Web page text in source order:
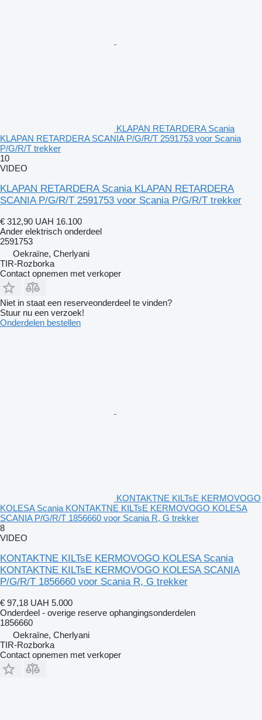
KLAPAN RETARDERA Scania
KLAPAN RETARDERA SCANIA P/G/R/T 2591753 voor Scania
P/G/R/T trekker
10
VIDEO
KLAPAN RETARDERA Scania KLAPAN RETARDERA
SCANIA P/G/R/T 2591753 voor Scania P/G/R/T trekker
€ 312,90 UAH 16.100
Ander elektrisch onderdeel
2591753
Oekraïne, Cherlyani
TIR-Rozborka
Contact opnemen met verkoper
Niet in staat een reserveonderdeel te vinden?
Stuur nu een verzoek!
Onderdelen bestellen
KONTAKTNE KILTsE KERMOVOGO
KOLESA Scania KONTAKTNE KILTsE KERMOVOGO KOLESA
SCANIA P/G/R/T 1856660 voor Scania R, G trekker
8
VIDEO
KONTAKTNE KILTsE KERMOVOGO KOLESA Scania
KONTAKTNE KILTsE KERMOVOGO KOLESA SCANIA
P/G/R/T 1856660 voor Scania R, G trekker
€ 97,18 UAH 5.000
Onderdeel - overige reserve ophangingsonderdelen
1856660
Oekraïne, Cherlyani
TIR-Rozborka
Contact opnemen met verkoper